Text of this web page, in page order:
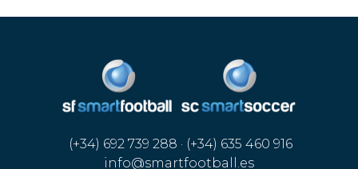
(+34) 692 739 288 · (+34) 635 460 916
info@smartfootball.es